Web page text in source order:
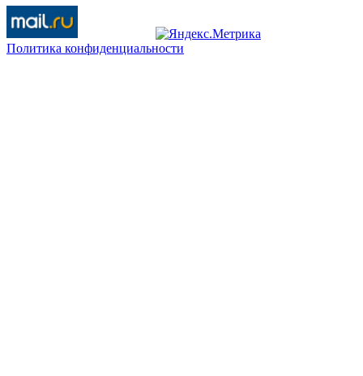
Политика конфиденциальности